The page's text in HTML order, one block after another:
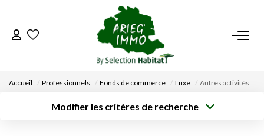
ACCUEIL
Accueil Professionnels Fonds de commerce Luxe Autres activités
Modifier les critères de recherche